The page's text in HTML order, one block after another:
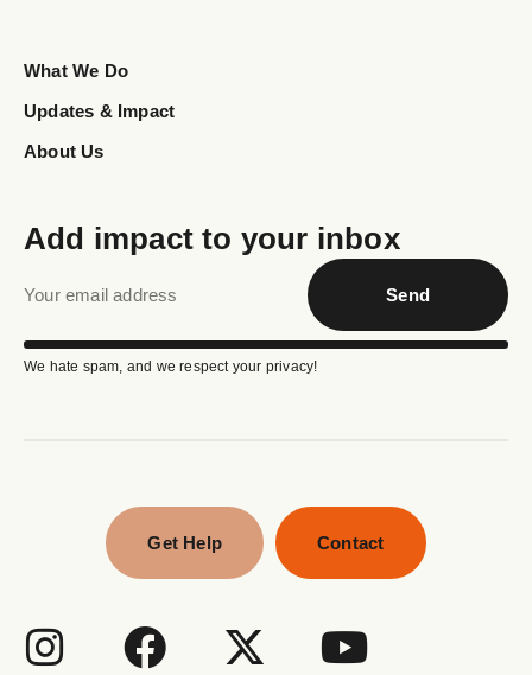
What We Do
Updates & Impact
About Us
Add impact to your inbox
Send
We hate spam, and we respect your privacy!
Get Help Contact